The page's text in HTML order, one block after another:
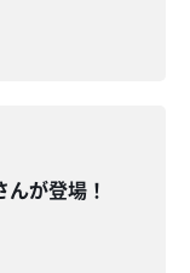
が登場！